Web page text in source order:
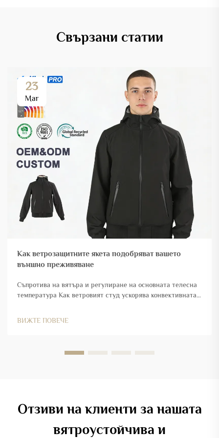
Свързани статии
23
Mar
Как ветрозащитните якета подобряват вашето
външно преживяване
Съпротива на вятъра и регулиране на основната телесна
температура Как ветровият студ ускорява конвективната
ВИЖТЕ ПОВЕЧЕ
Отзиви на клиенти за нашата
вятроустойчива и